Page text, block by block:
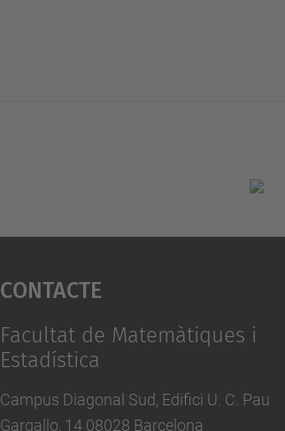
Contacte
Facultat de Matemàtiques i
Estadística
Campus Diagonal Sud, Edifici U. C. Pau
Gargallo, 14 08028 Barcelona